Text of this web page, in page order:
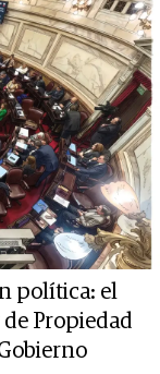
política: el
Propiedad